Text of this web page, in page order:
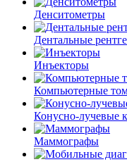
Денситометры
Дентальные
Инъекторы
Компьютерные
Конусно-лучевые
Маммографы